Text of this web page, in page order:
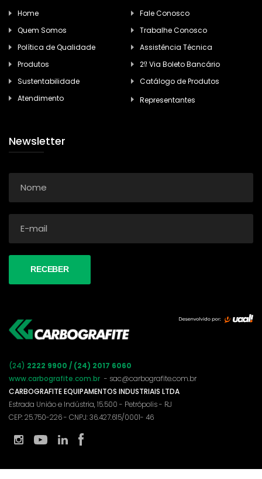
Home
Quem Somos
Política de Qualidade
Produtos
Sustentabilidade
Atendimento
Fale Conosco
Trabalhe Conosco
Assistência Técnica
2ª Via Boleto Bancário
Catálogo de Produtos
Representantes
Newsletter
(24) 2222 9900 / (24) 2017 6060
www.carbografite.com.br - sac@carbografite.com.br
CARBOGRAFITE EQUIPAMENTOS INDUSTRIAIS LTDA
Estrada União e Indústria, 15.500 - Petrópolis - RJ
CEP: 25.750-226 - CNPJ: 36.427.615/0001- 46